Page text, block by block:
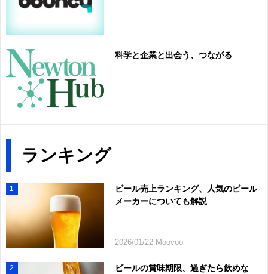
科学と企業と出会う、つながる
ランキング
1
ビール売上ランキング、人気のビール
メーカーについても解説
2026/01/22 Moovoo
2
ビールの賞味期限、過ぎたら飲めな